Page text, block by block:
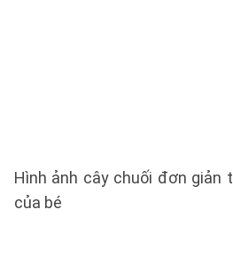
Hình ảnh cây chuối đơn
của bé